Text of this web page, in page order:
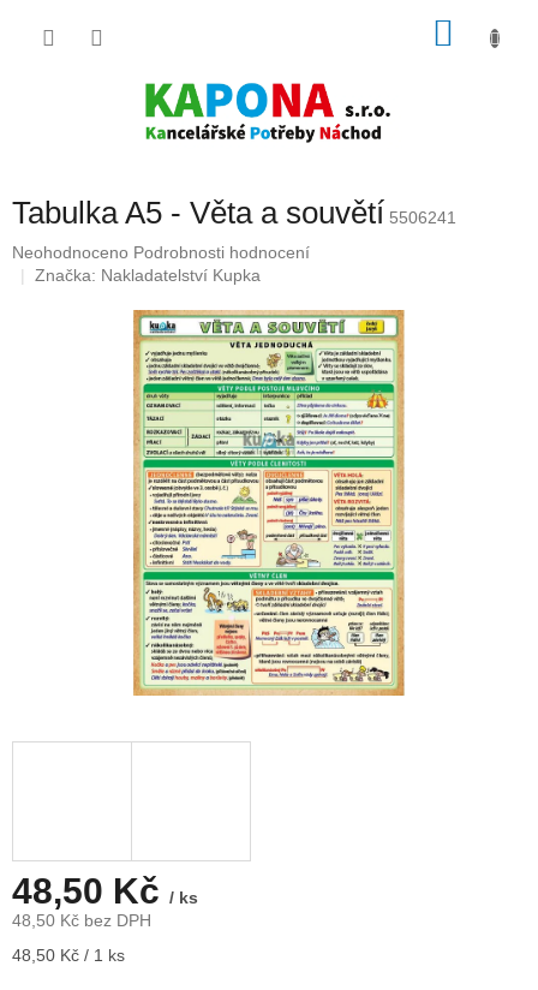
Tabulka A5 - Věta a souvětí 5506241
Průměrné
hodnocení
Neohodnoceno Podrobnosti hodnocení
Značka: Nakladatelství Kupka
48,50 Kč / ks
48,50 Kč bez DPH
Měrná
48,50 Kč / 1 ks